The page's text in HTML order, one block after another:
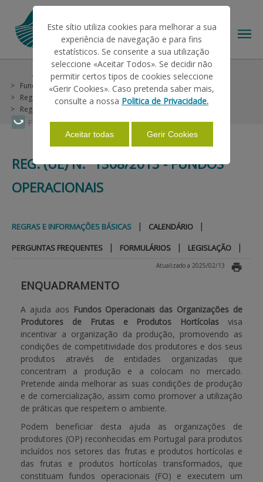
Faça Swipe para ver o menu
O IFAP
AJUDAS/APOIOS
INFORMAÇÕES
PAGAMENTOS
APOIO AO BENEFICIÁRIO
Entrar / Registar
Ajudas/Apoios
Intervenção em Mercados
Fundos Operacionais
Reg. (UE) n.º 1308/2013 - Fundos Operacionais
Regras e Informações Básicas
REG. (UE) N.º 1308/2013 - FUNDOS
OPERACIONAIS
REGRAS E INFORMAÇÕES BÁSICAS | CALENDÁRIO |
PERGUNTAS FREQUENTES | FORMULÁRIOS | LEGISLAÇÃO |
Atualizado a 2025/02/13
ENQUADRAMENTO
A ajuda aos Fundos Operacionais das Organizações de
Produtores de Frutas e Produtos Hortícolas visa
incentivar a organização da produção, promovendo as
condições de competitividade dos produtores e dos seus
produtos através de entidades organizadas que
concentram a produção e a colocam no mercado.
Pretende ainda melhorar as suas condições de produção
e de comercialização, assim como promover a utilização
de práticas que respeitem o ambiente.
Podem beneficiar desta ajuda as organizações de
produtores (OP) reconhecidas em Portugal para produtos
incluídos nos setores das frutas e produtos hortícolas e
das frutas e produtos hortícolas transformados, que
constituam fundos operacionais (FO) e executem um
Este sítio utiliza cookies para melhorar a sua
experiência de navegação e para fins
estatísticos. Se consente a sua utilização
seleccione «Aceitar Todos». Se decidir não
permitir certos tipos de cookies seleccione
«Gerir Cookies». Caso pretenda saber mais,
consulte a nossa Politica de Privacidade.
Aceitar todas Gerir Cookies